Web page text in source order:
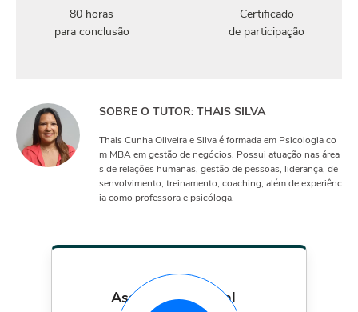
80 horas
para conclusão
Certificado
de participação
SOBRE O TUTOR: THAIS SILVA
Thais Cunha Oliveira e Silva é formada em Psicologia co
m MBA em gestão de negócios. Possui atuação nas área
s de relações humanas, gestão de pessoas, liderança, de
senvolvimento, treinamento, coaching, além de experiênc
ia como professora e psicóloga.
assinatura mensal